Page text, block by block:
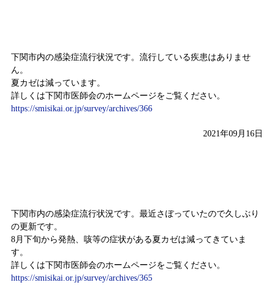
下関市内の感染症流行状況です。流行している疾患はありませ
ん。
夏カゼは減っています。
詳しくは下関市医師会のホームページをご覧ください。
https://smisikai.or.jp/survey/archives/366
2021年09月16日
下関市内の感染症流行状況です。最近さぼっていたので久しぶり
の更新です。
8月下旬から発熱、咳等の症状がある夏カゼは減ってきていま
す。
詳しくは下関市医師会のホームページをご覧ください。
https://smisikai.or.jp/survey/archives/365